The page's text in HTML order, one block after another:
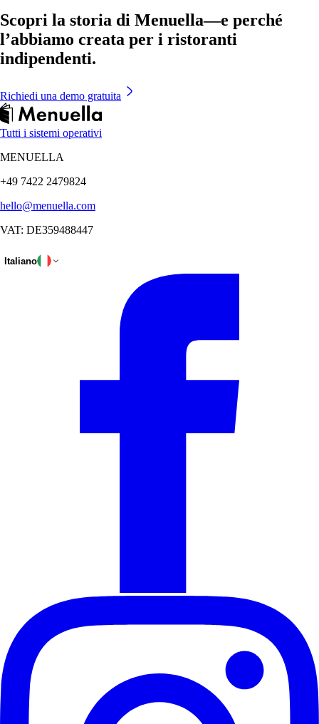
Scopri la storia di Menuella—e perché
l’abbiamo creata per i ristoranti
indipendenti.
Richiedi una demo gratuita
Tutti i sistemi operativi
MENUELLA
+49 7422 2479824
hello@menuella.com
VAT: DE359488447
Italiano